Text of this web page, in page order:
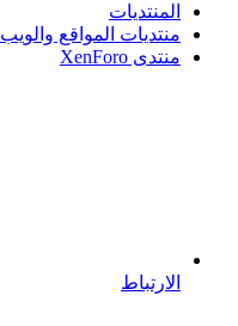
المنتديات
منتديات المواقع والويب
منتدى XenForo
الارتباط